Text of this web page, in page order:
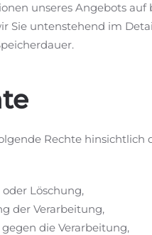
unseres Angebots
Sie untenstehend im
Rechte
Löschung,
der Verarbeitung,
die Verarbeitung,